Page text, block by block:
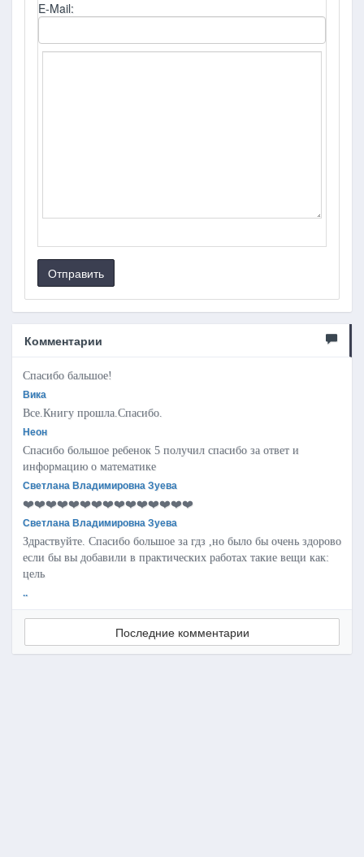
E-Mail:
Отправить
Комментарии
Спасибо бальшое!
Вика
Все.Книгу прошла.Спасибо.
Неон
Спасибо большое ребенок 5 получил спасибо за ответ и
информацию о математике
Светлана Владимировна Зуева
❤️❤️❤️❤️❤️❤️❤️❤️❤️❤️❤️❤️❤️❤️❤️
Светлана Владимировна Зуева
Здраствуйте. Спасибо большое за гдз ,но было бы очень здорово
если бы вы добавили в практических работах такие вещи как:
цель
..
Последние комментарии